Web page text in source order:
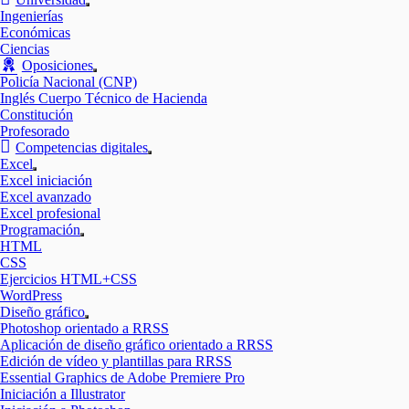
Mostrar
Ingenierías
Económicas
Ciencias
Oposiciones
Mostrar
el
submenú
Policía Nacional (CNP)
Inglés Cuerpo Técnico de Hacienda
Constitución
Profesorado
Competencias digitales
Mostrar
Excel
Mostrar
el
submenú
Excel iniciación
Excel avanzado
Excel profesional
Programación
Mostrar
HTML
CSS
Ejercicios HTML+CSS
WordPress
Diseño gráfico
Mostrar
el
submenú
Photoshop orientado a RRSS
Aplicación de diseño gráfico orientado a RRSS
Edición de vídeo y plantillas para RRSS
Essential Graphics de Adobe Premiere Pro
Iniciación a Illustrator